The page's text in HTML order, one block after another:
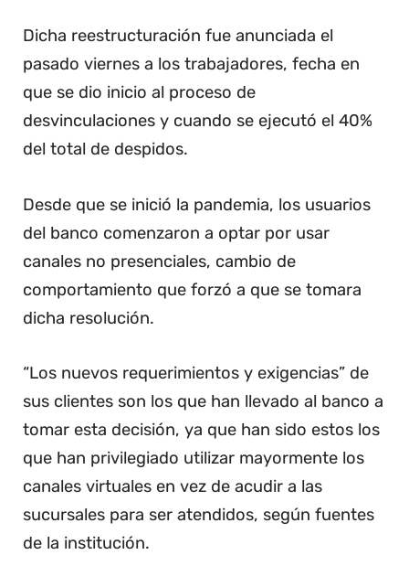
Dicha reestructuración fue anunciada el
pasado viernes a los trabajadores, fecha en
que se dio inicio al proceso de
desvinculaciones y cuando se ejecutó el 40%
del total de despidos.
Desde que se inició la pandemia, los usuarios
del banco comenzaron a optar por usar
canales no presenciales, cambio de
comportamiento que forzó a que se tomara
dicha resolución.
“Los nuevos requerimientos y exigencias” de
sus clientes son los que han llevado al banco a
tomar esta decisión, ya que han sido estos los
que han privilegiado utilizar mayormente los
canales virtuales en vez de acudir a las
sucursales para ser atendidos, según fuentes
de la institución.